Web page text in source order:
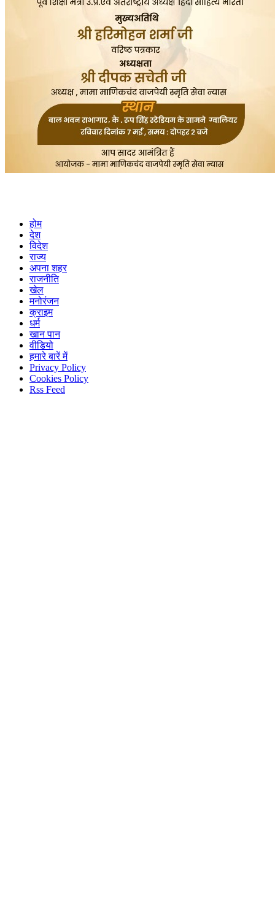
होम
देश
विदेश
राज्य
अपना शहर
राजनीति
खेल
मनोरंजन
क्राइम
धर्म
खान पान
वीडियो
हमारे बारें में
Privacy Policy
Cookies Policy
Rss Feed